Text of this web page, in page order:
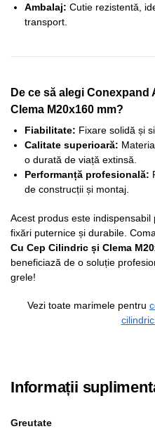
Ambalaj: Cutie rezistentă,
transport.
De ce să alegi
Clema M20x160 mm?
Fiabilitate: Fixare solidă și
Calitate superioară:
o durată de viață extinsă.
Performanță profesională:
de construcții și montaj.
Acest produs este
fixări puternice și durabile.
Cu Cep Cilindric și Clema
beneficiază de o soluție
grele!
Vezi toate marimele pentru
Informații
Greutate